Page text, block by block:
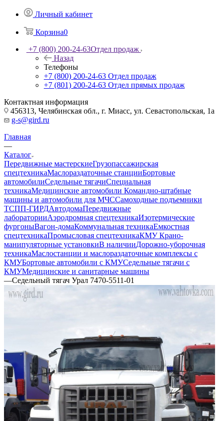
Личный кабинет
Корзина0
+7 (800) 200-24-63Отдел продаж
Назад
Телефоны
+7 (800) 200-24-63 Отдел продаж
+7 (801) 200-24-63 Отдел прямых продаж
Контактная информация
456313, Челябинская обл., г. Миасс, ул. Севастопольская, 1а
g-s@gird.ru
Главная
—
Каталог
Передвижные мастерскиеГрузопассажирская
спецтехникаМаслораздаточные станцииБортовые
автомобилиСедельные тягачиСпециальная
техникаМедицинские автомобили Командно-штабные
машины и автомобили для МЧССамоходные подъемники
ТСПП-ГИРДАвтодомаПередвижные
лабораторииАэродромная спецтехникаИзотермические
фургоныВагон-домаКоммунальная техникаЕмкостная
спецтехникаПромысловая спецтехникаКМУ Крано-
манипуляторные установкиВ наличииДорожно-уборочная
техникаМаслостанции и маслораздаточные комплексы с
КМУБортовые автомобили с КМУСедельные тягачи с
КМУМедицинские и санитарные машины
—Седельный тягач Урал 7470-5511-01